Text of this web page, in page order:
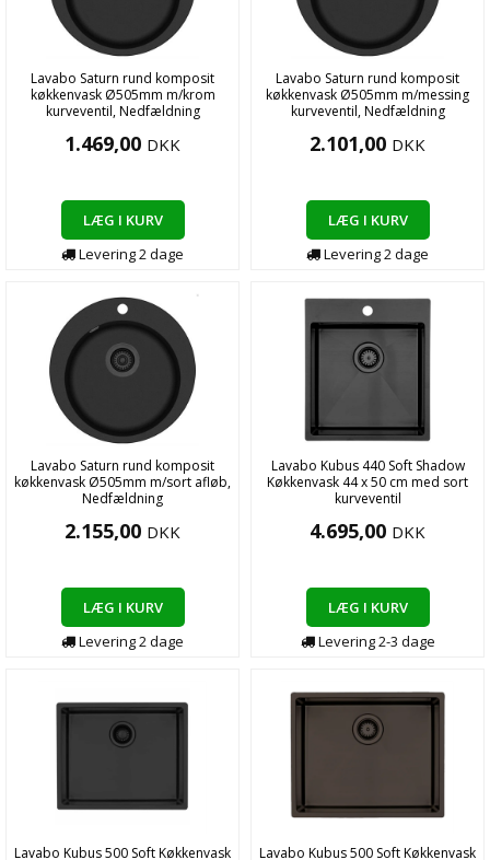
Lavabo Saturn rund komposit
køkkenvask Ø505mm m/krom
kurveventil, Nedfældning
1.469,00 DKK
LÆG I KURV
Levering2dage
Lavabo Saturn rund komposit
køkkenvask Ø505mm m/messing
kurveventil, Nedfældning
2.101,00 DKK
LÆG I KURV
Levering2dage
Lavabo Saturn rund komposit
køkkenvask Ø505mm m/sort afløb,
Nedfældning
2.155,00 DKK
LÆG I KURV
Levering2dage
Lavabo Kubus 440 Soft Shadow
Køkkenvask 44 x 50 cm med sort
kurveventil
4.695,00 DKK
LÆG I KURV
Levering2-3 dage
Lavabo Kubus 500 Soft Køkkenvask Lavabo Kubus 500 Soft Køkkenvask